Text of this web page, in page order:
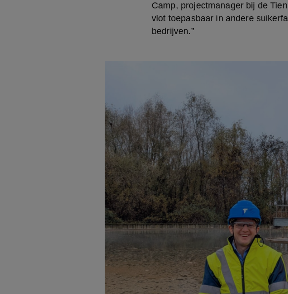
Camp, projectmanager bij de
vlot toepasbaar in andere
bedrijven.”